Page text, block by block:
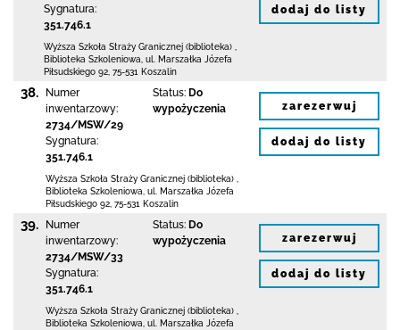
Sygnatura:
351.746.1
Wyższa Szkoła Straży Granicznej (biblioteka)
Biblioteka Szkoleniowa, ul. Marszałka Józefa
Piłsudskiego 92 75-531 Koszalin
dodaj do listy
38.
Numer
inwentarzowy:
2734/MSW/29
Sygnatura:
351.746.1
Status: Do
wypożyczenia
Wyższa Szkoła Straży Granicznej (biblioteka)
Biblioteka Szkoleniowa, ul. Marszałka Józefa
Piłsudskiego 92 75-531 Koszalin
zarezerwuj
dodaj do listy
39.
Numer
inwentarzowy:
2734/MSW/33
Sygnatura:
351.746.1
Status: Do
wypożyczenia
Wyższa Szkoła Straży Granicznej (biblioteka)
Biblioteka Szkoleniowa, ul. Marszałka Józefa
zarezerwuj
dodaj do listy